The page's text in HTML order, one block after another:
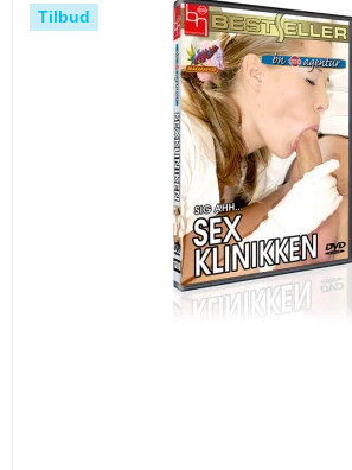
Tilbud